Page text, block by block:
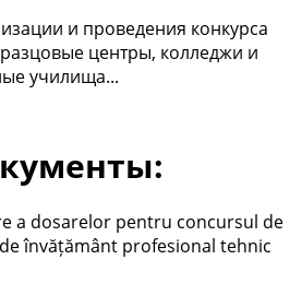
и проведения конкурса
центры, колледжи и
училища...
a dosarelor pentru concursul de
învățământ profesional tehnic